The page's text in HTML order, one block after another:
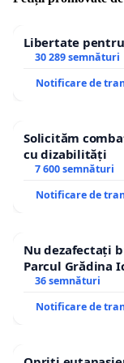
până acum în
de „bune
social media.
Libertate pentru
30 289 semnături
Notificare de
Solicităm
cu dizabilități
7 600 semnături
Notificare de
Nu dezafectați
Parcul Grădina
36 semnături
Notificare de